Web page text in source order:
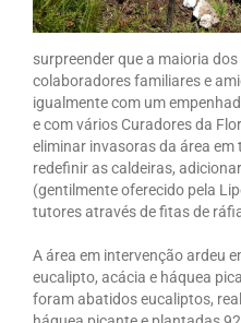
surpreender que a maioria
colaboradores familiares e
igualmente com um
e com vários Curadores da
eliminar invasoras da área
redefinir as caldeiras,
(gentilmente oferecido pela
tutores através de fitas de
A área em intervenção ardeu
eucalipto, acácia e háquea
foram abatidos eucaliptos,